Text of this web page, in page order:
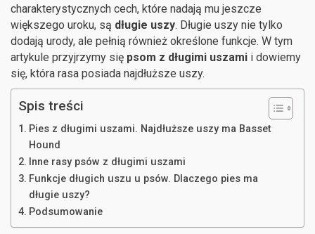
charakterystycznych cech, które nadają mu jeszcze
większego uroku, są długie uszy. Długie uszy nie tylko
dodają urody, ale pełnią również określone funkcje. W tym
artykule przyjrzymy się psom z długimi uszami i dowiemy
się, która rasa posiada najdłuższe uszy.
Spis treści
Pies z długimi uszami. Najdłuższe uszy ma Basset
Hound
Inne rasy psów z długimi uszami
Funkcje długich uszu u psów. Dlaczego pies ma
długie uszy?
Podsumowanie